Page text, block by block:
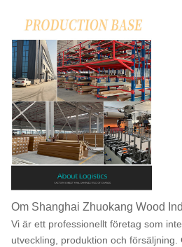
Om Shanghai Zhuokang Wood
Vi är ett professionellt företag som
utveckling, produktion och försäljning.